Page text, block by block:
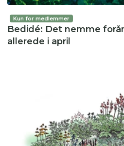
Kun for medlemmer
Bedidé: Det nemme
allerede i april